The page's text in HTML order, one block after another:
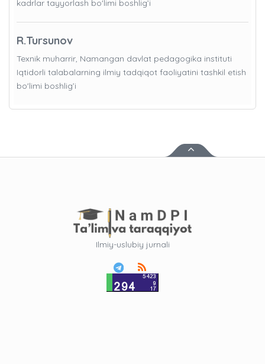
kadrlar tayyorlash bo'limi boshlig’i
R.Tursunov
Texnik muharrir, Namangan davlat pedagogika instituti
Iqtidorli talabalarning ilmiy tadqiqot faoliyatini tashkil etish
bo'limi boshlig’i
Ilmiy-uslubiy jurnali